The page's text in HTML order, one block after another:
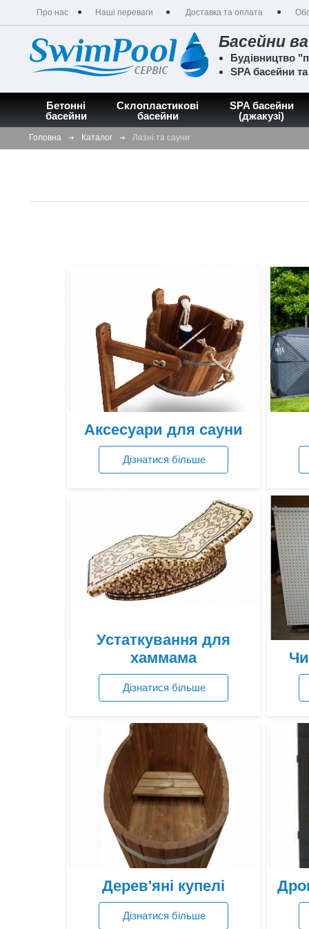
Про нас Наші переваги Доставка та оплата
Басейни
Будівництво
SPA басейни
Бетонні
басейни
Склопластикові
басейни
SPA басейни
(джакузі)
Головна Каталог Лазні та сауни
Аксесуари для сауни
Дізнатися більше
Устаткування для
хаммама
Дізнатися більше
Дерев'яні купелі
Дізнатися більше